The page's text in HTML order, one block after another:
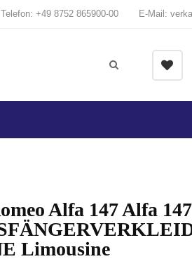
Telefon: +49 8752 865900-00 E-Mail:
Alfa 147 Alfa
Limousine